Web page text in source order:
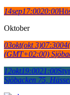
14sep17:0020:00
Oktober
03okt(okt 3)07:3004
(GMT+02:00)
12okt19:0021:00
Sjöbacken 75,